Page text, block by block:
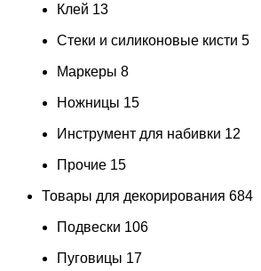
Клей 13
Стеки и силиконовые кисти 5
Маркеры 8
Ножницы 15
Инструмент для набивки 12
Прочие 15
Товары для декорирования 684
Подвески 106
Пуговицы 17